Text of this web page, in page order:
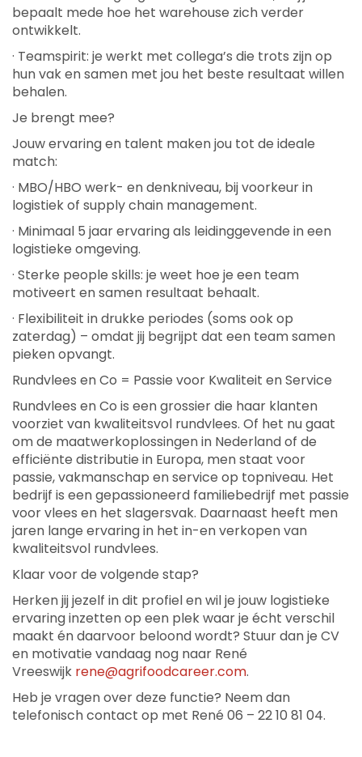
bepaalt mede hoe het warehouse zich verder
ontwikkelt.
· Teamspirit: je werkt met collega’s die trots zijn op
hun vak en samen met jou het beste resultaat willen
behalen.
Je brengt mee?
Jouw ervaring en talent maken jou tot de ideale
match:
· MBO/HBO werk- en denkniveau, bij voorkeur in
logistiek of supply chain management.
· Minimaal 5 jaar ervaring als leidinggevende in een
logistieke omgeving.
· Sterke people skills: je weet hoe je een team
motiveert en samen resultaat behaalt.
· Flexibiliteit in drukke periodes (soms ook op
zaterdag) – omdat jij begrijpt dat een team samen
pieken opvangt.
Rundvlees en Co = Passie voor Kwaliteit en Service
Rundvlees en Co is een grossier die haar klanten
voorziet van kwaliteitsvol rundvlees. Of het nu gaat
om de maatwerkoplossingen in Nederland of de
efficiënte distributie in Europa, men staat voor
passie, vakmanschap en service op topniveau. Het
bedrijf is een gepassioneerd familiebedrijf met passie
voor vlees en het slagersvak. Daarnaast heeft men
jaren lange ervaring in het in-en verkopen van
kwaliteitsvol rundvlees.
Klaar voor de volgende stap?
Herken jij jezelf in dit profiel en wil je jouw logistieke
ervaring inzetten op een plek waar je écht verschil
maakt én daarvoor beloond wordt? Stuur dan je CV
en motivatie vandaag nog naar René
Vreeswijk rene@agrifoodcareer.com.
Heb je vragen over deze functie? Neem dan
telefonisch contact op met René 06 – 22 10 81 04.